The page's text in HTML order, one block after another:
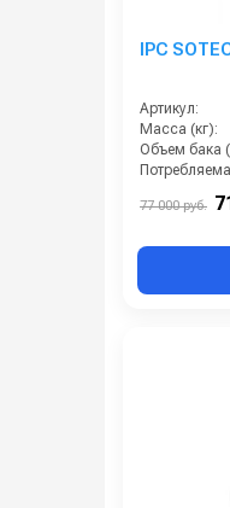
IPC
Артикул:
Масса (кг):
Объем бака
77 000 руб.